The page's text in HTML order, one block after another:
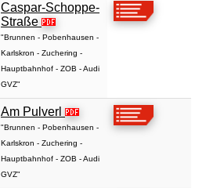
Caspar-Schoppe-
Straße
"Brunnen - Pobenhausen -
Karlskron - Zuchering -
Hauptbahnhof - ZOB - Audi
GVZ"
Am Pulverl
"Brunnen - Pobenhausen -
Karlskron - Zuchering -
Hauptbahnhof - ZOB - Audi
GVZ"